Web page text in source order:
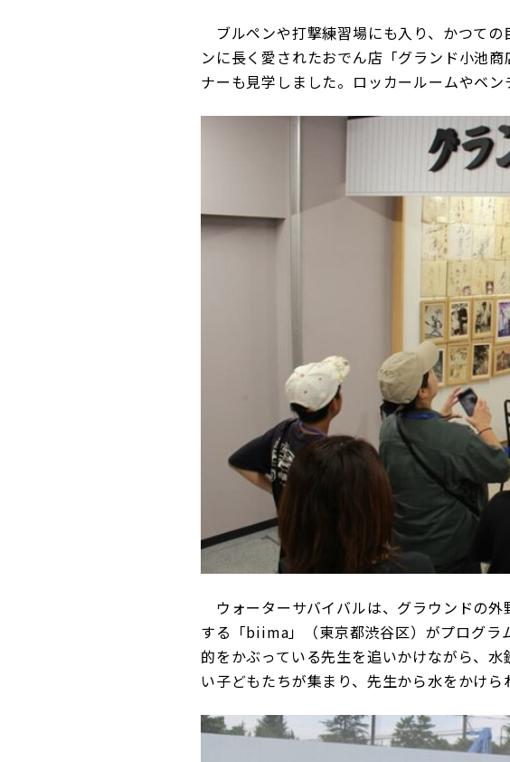
ブルペンや打撃練習場にも入り、かつて
ンに長く愛されたおでん店「グランド小池
ナーも見学しました。ロッカールームやベ
ウォーターサバイバルは、グラウンドの
する「biima」（東京都渋谷区）がプログラ
的をかぶっている先生を追いかけながら、
い子どもたちが集まり、先生から水をかけら